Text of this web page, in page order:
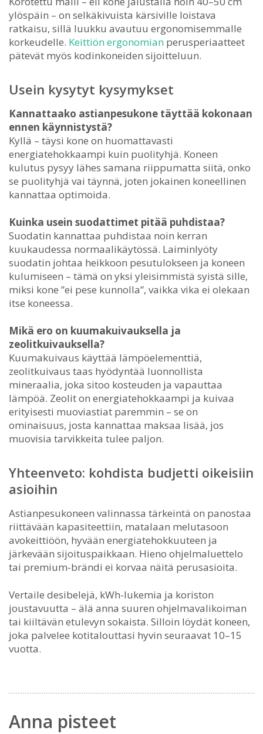
ylöspäin – on selkäkivuista kärsiville loistava
ratkaisu, sillä luukku avautuu ergonomisemmalle
korkeudelle. Keittiön ergonomian perusperiaatteet
pätevät myös kodinkoneiden sijoitteluun.
Usein kysytyt kysymykset
Kannattaako astianpesukone täyttää kokonaan
ennen käynnistystä?
Kyllä – täysi kone on huomattavasti
energiatehokkaampi kuin puolityhjä. Koneen
kulutus pysyy lähes samana riippumatta siitä, onko
se puolityhjä vai täynnä, joten jokainen koneellinen
kannattaa optimoida.
Kuinka usein suodattimet pitää puhdistaa?
Suodatin kannattaa puhdistaa noin kerran
kuukaudessa normaalikäytössä. Laiminlyöty
suodatin johtaa heikkoon pesutulokseen ja koneen
kulumiseen – tämä on yksi yleisimmistä syistä sille,
miksi kone ”ei pese kunnolla”, vaikka vika ei olekaan
itse koneessa.
Mikä ero on kuumakuivauksella ja
zeolitkuivauksella?
Kuumakuivaus käyttää lämpöelementtiä,
zeolitkuivaus taas hyödyntää luonnollista
mineraalia, joka sitoo kosteuden ja vapauttaa
lämpöä. Zeolit on energiatehokkaampi ja kuivaa
erityisesti muoviastiat paremmin – se on
ominaisuus, josta kannattaa maksaa lisää, jos
muovisia tarvikkeita tulee paljon.
Yhteenveto: kohdista budjetti oikeisiin
asioihin
Astianpesukoneen valinnassa tärkeintä on panostaa
riittävään kapasiteettiin, matalaan melutasoon
avokeittiöön, hyvään energiatehokkuuteen ja
järkevään sijoituspaikkaan. Hieno ohjelmaluettelo
tai premium-brändi ei korvaa näitä perusasioita.
Vertaile desibelejä, kWh-lukemia ja koriston
joustavuutta – älä anna suuren ohjelmavalikoiman
tai kiiltävän etulevyn sokaista. Silloin löydät koneen,
joka palvelee kotitalouttasi hyvin seuraavat 10–15
vuotta.
Anna pisteet